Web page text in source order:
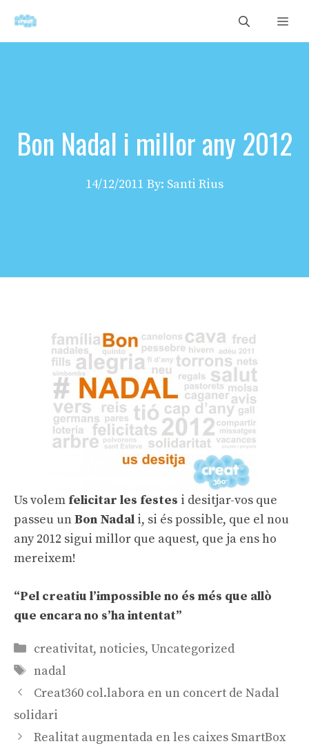
contingut
Bon Nadal i millor any 2012
14/12/2011 By: Santi Rius
Us volem felicitar les festes i desitjar-vos que
passeu unBon Nadal i, si és possible, que el nou
any 2012 sigui millor que aquest, que ja ens ho
mereixem!
“Pel creatiu l’impossible no és més que allò
que encara no s’ha intentat”
Categories
creativitat, noticies, Uncategorized
Etiquetes
nadal
Navegació
per
Creat360 col.labora en un concert de Nadal
solidari
Realitat augmentada en les caixes SmartBox